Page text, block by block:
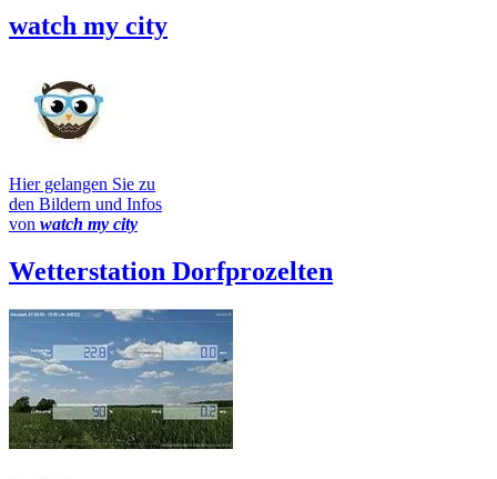
watch my city
Hier gelangen Sie zu
den Bildern und Infos
von watch my city
Wetterstation Dorfprozelten